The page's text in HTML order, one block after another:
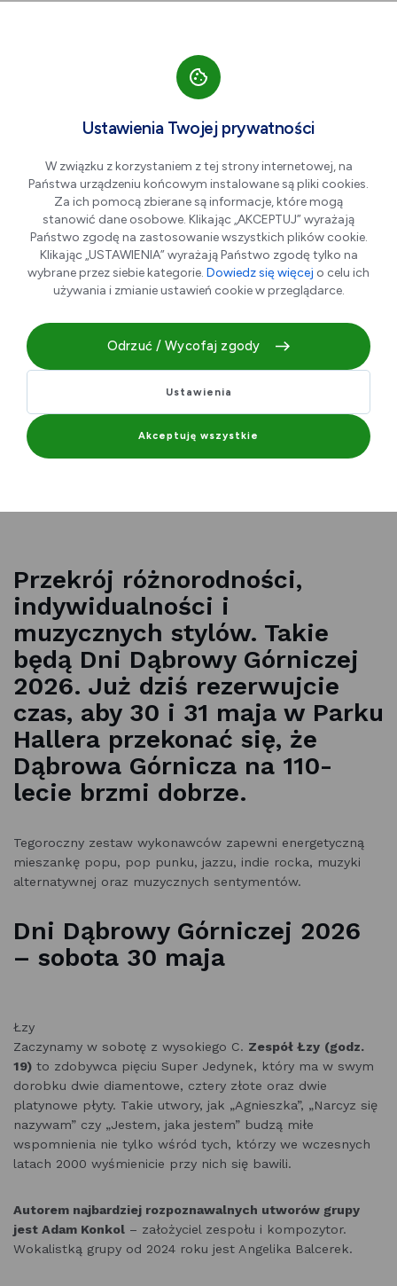
Dni Dąbrowy Górniczej 2026
07.05.2026 r.
Przekrój różnorodności,
indywidualności i
muzycznych stylów. Takie
będą Dni Dąbrowy Górniczej
2026. Już dziś rezerwujcie
czas, aby 30 i 31 maja w Parku
Hallera przekonać się, że
Dąbrowa Górnicza na 110-
lecie brzmi dobrze.
Tegoroczny zestaw wykonawców zapewni energetyczną
mieszankę popu, pop punku, jazzu, indie rocka, muzyki
alternatywnej oraz muzycznych sentymentów.
Dni Dąbrowy Górniczej 2026
– sobota 30 maja
Łzy
Zaczynamy w sobotę z wysokiego C. Zespół Łzy (godz.
19) to zdobywca pięciu Super Jedynek, który ma w swym
dorobku dwie diamentowe, cztery złote oraz dwie
platynowe płyty. Takie utwory, jak „Agnieszka”, „Narcyz się
nazywam” czy „Jestem, jaka jestem” budzą miłe
wspomnienia nie tylko wśród tych, którzy we wczesnych
latach 2000 wyśmienicie przy nich się bawili.
Autorem najbardziej rozpoznawalnych utworów grupy
jest Adam Konkol – założyciel zespołu i kompozytor.
Wokalistką grupy od 2024 roku jest Angelika Balcerek.
Ustawienia Twojej prywatności
W związku z korzystaniem z tej strony internetowej, na
Państwa urządzeniu końcowym instalowane są pliki cookies.
Za ich pomocą zbierane są informacje, które mogą
stanowić dane osobowe. Klikając „AKCEPTUJ” wyrażają
Państwo zgodę na zastosowanie wszystkich plików cookie.
Klikając „USTAWIENIA” wyrażają Państwo zgodę tylko na
wybrane przez siebie kategorie. Dowiedz się więcej o celu ich
używania i zmianie ustawień cookie w przeglądarce.
Odrzuć / Wycofaj zgody
Ustawienia
Akceptuję wszystkie